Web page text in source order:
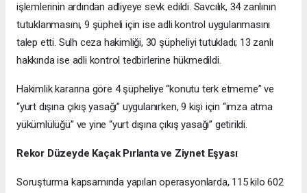
işlemlerinin ardından adliyeye sevk edildi. Savcılık, 34 zanlının
tutuklanmasını, 9 şüpheli için ise adli kontrol uygulanmasını
talep etti. Sulh ceza hakimliği, 30 şüpheliyi tutukladı; 13 zanlı
hakkında ise adli kontrol tedbirlerine hükmedildi.
Hakimlik kararına göre 4 şüpheliye “konutu terk etmeme” ve
“yurt dışına çıkış yasağı” uygulanırken, 9 kişi için “imza atma
yükümlülüğü” ve yine “yurt dışına çıkış yasağı” getirildi.
Rekor Düzeyde Kaçak Pırlanta ve Ziynet Eşyası
Soruşturma kapsamında yapılan operasyonlarda, 115 kilo 602